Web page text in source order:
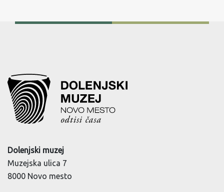
Dolenjski muzej
Muzejska ulica 7
8000 Novo mesto